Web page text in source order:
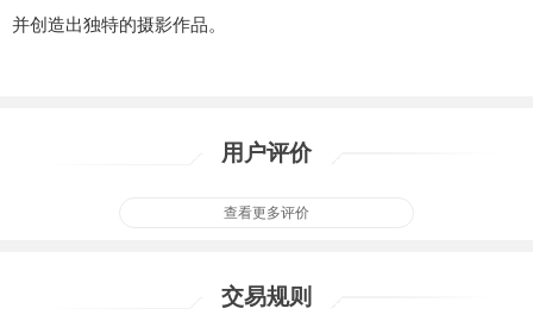
并创造出独特的摄影作品。
用户评价
查看更多评价
交易规则